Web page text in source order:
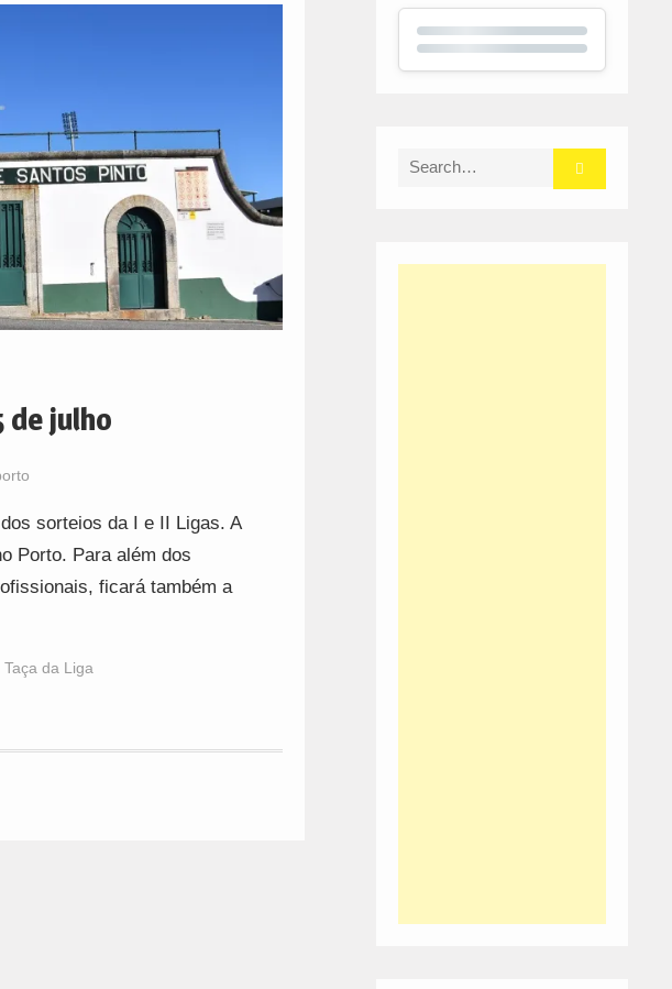
de julho
sorteios da I e II Ligas. A
Porto. Para além dos
ficará também a
Taça da Liga
Search